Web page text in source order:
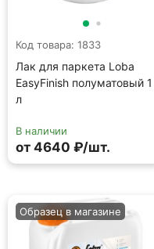
Код товара: 1833
Лак для паркета Loba
EasyFinish полуматовый 1
л
В наличии
от 4640 ₽/шт.
Образец в магазине